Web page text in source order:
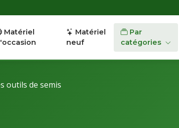
Matériel
Matériel
neuf
Par
catégories
outils de semis